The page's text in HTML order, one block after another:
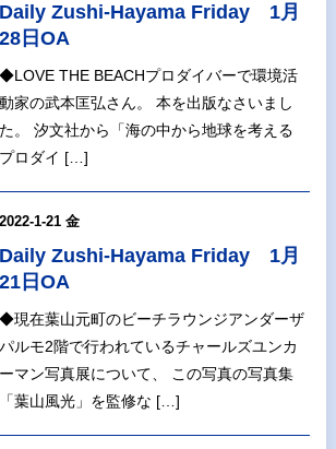
Daily Zushi-Hayama Friday 1月
28日OA
◆LOVE THE BEACHプロダイバーで環境活
動家の武本匡弘さん。 本を出版なさいまし
た。 汐文社から「海の中から地球を考える
プロダイ […]
2022-1-21 金
Daily Zushi-Hayama Friday 1月
21日OA
◆現在葉山元町のビーチラウンジアンダーザ
パルモ2階で行われているチャールズユンカ
ーマン写真展について、 この写真の写真集
「葉山風光」を監修な […]